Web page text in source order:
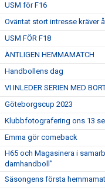
USM för F16
Oväntat stort intresse kräver
USM FÖR F18
ÄNTLIGEN HEMMAMATCH
Handbollens dag
VI INLEDER SERIEN MED
Göteborgscup 2023
Klubbfotografering ons 13
Emma gör comeback
H65 och Magasinera i
damhandboll”
Säsongens första